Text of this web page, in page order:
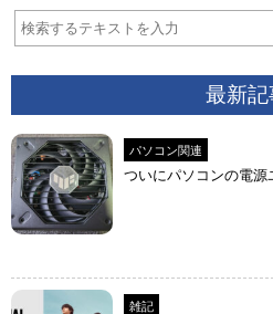
最新記
パソコン関連
ついにパソコンの電源
雑記